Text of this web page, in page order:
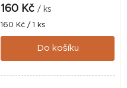
160 Kč / ks
Měrná
cena:
160 Kč / 1 ks
Do košíku